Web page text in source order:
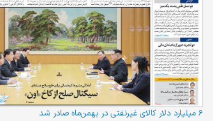
۶ میلیارد دلار کالای غیرنفتی در بهمن‌ماه صادر شد